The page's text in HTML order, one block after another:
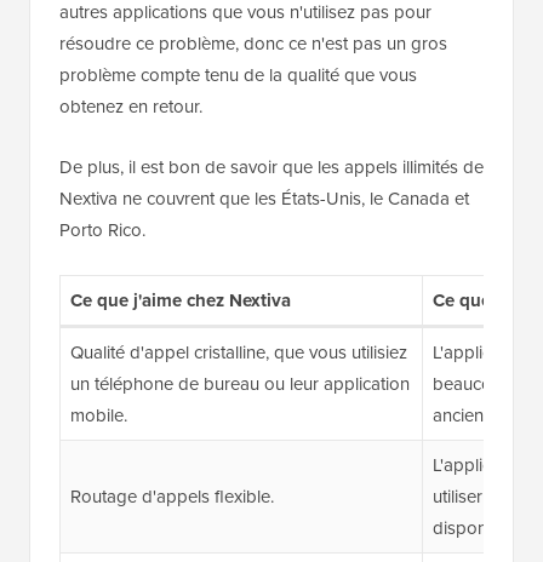
autres applications que vous n'utilisez pas pour
résoudre ce problème, donc ce n'est pas un gros
problème compte tenu de la qualité que vous
obtenez en retour.
De plus, il est bon de savoir que les appels illimités de
Nextiva ne couvrent que les États-Unis, le Canada et
Porto Rico.
Ce que j'aime chez Nextiva
Ce que je
Qualité d'appel cristalline, que vous utilisiez
un téléphone de bureau ou leur application
mobile.
L'application
beaucoup de
anciens
Routage d'appels flexible.
L'application
utiliser et à
disponibles.